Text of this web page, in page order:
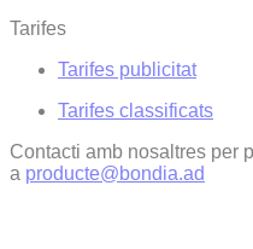
Tarifes
Tarifes publicitat
Tarifes classificats
Contacti amb nosaltres per
a producte@bondia.ad